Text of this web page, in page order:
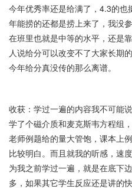
今年优秀率还是给满了，4.3的
年能捞的还都是捞上来了，我没
在班里也就是中等的水平，还是
人说给分可以改变不了大家长期
今年给分真没传的那么离谱。
收获：学过一遍的内容我不可能
学了个磁介质和麦克斯韦方程组
老师例题给的量大管饱，课本上
比较明白。而且就我的听感，速
为我之前学过一遍，就是在底下
多，如果其它学生反应还是讲的